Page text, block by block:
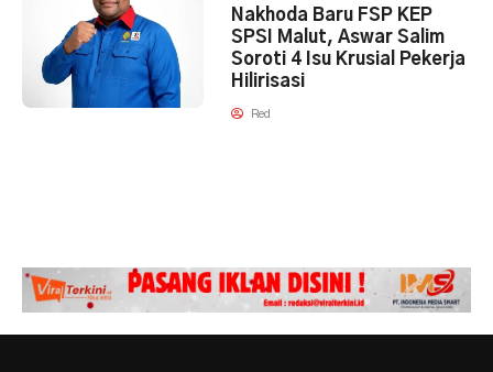
Nakhoda Baru FSP KEP
SPSI Malut, Aswar Salim
Soroti 4 Isu Krusial Pekerja
Hilirisasi
Red